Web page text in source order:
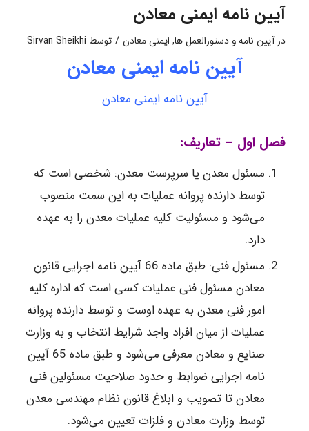
آیین‌ نامه ایمنی معادن
درآیین نامه و دستورالعمل ها, ایمنی معادن / توسط Sirvan Sheikhi
آیین نامه ایمنی معادن
آیین نامه ایمنی معادن
فصل اول – تعاریف:
مسئول معدن یا سرپرست معدن: شخصی است که
توسط دارنده پروانه عملیات به این سمت منصوب
می‌شود و مسئولیت کلیه عملیات معدن را به عهده
دارد.
مسئول فنی: طبق ماده 66 آیین نامه اجرایی قانون
معادن مسئول فنی عملیات کسی است که اداره کلیه
امور فنی معدن به عهده اوست و توسط دارنده پروانه
عملیات از میان افراد واجد شرایط انتخاب و به وزارت
صنایع و معادن معرفی می‌شود و طبق ماده 65 آیین
نامه اجرایی ضوابط و حدود صلاحیت مسئولین فنی
معادن تا تصویب و ابلاغ قانون نظام مهندسی معدن
توسط وزارت معادن و فلزات تعیین می‌شود.